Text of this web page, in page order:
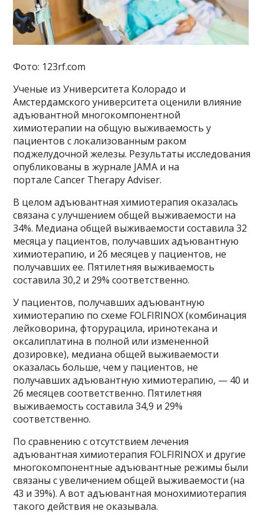
Фото: 123rf.com
Ученые из Университета Колорадо и
Амстердамского университета оценили влияние
адъювантной многокомпонентной
химиотерапии на общую выживаемость у
пациентов с локализованным раком
поджелудочной железы. Результаты исследования
опубликованы в журнале JAMA и на
портале Сancer Therapy Adviser.
В целом адъювантная химиотерапия оказалась
связана с улучшением общей выживаемости на
34%. Медиана общей выживаемости составила 32
месяца у пациентов, получавших адъювантную
химиотерапию, и 26 месяцев у пациентов, не
получавших ее. Пятилетняя выживаемость
составила 30,2 и 29% соответственно.
У пациентов, получавших адъювантную
химиотерапию по схеме FOLFIRINOX (комбинация
лейковорина, фторурацила, иринотекана и
оксалиплатина в полной или измененной
дозировке), медиана общей выживаемости
оказалась больше, чем у пациентов, не
получавших адъювантную химиотерапию, — 40 и
26 месяцев соответственно. Пятилетняя
выживаемость составила 34,9 и 29%
соответственно.
По сравнению с отсутствием лечения
адъювантная химиотерапия FOLFIRINOX и другие
многокомпонентные адъювантные режимы были
связаны с увеличением общей выживаемости (на
43 и 39%). А вот адъювантная монохимиотерапия
такого действия не оказывала.